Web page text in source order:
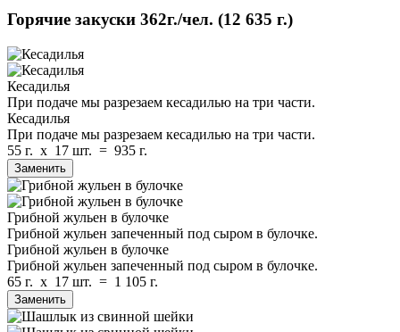
Горячие закуски 362г./чел. (12 635 г.)
Кесадилья
При подаче мы разрезаем кесадилью на три части.
Кесадилья
При подаче мы разрезаем кесадилью на три части.
55 г. x 17 шт. = 935 г.
Заменить
Грибной жульен в булочке
Грибной жульен запеченный под сыром в булочке.
Грибной жульен в булочке
Грибной жульен запеченный под сыром в булочке.
65 г. x 17 шт. = 1 105 г.
Заменить